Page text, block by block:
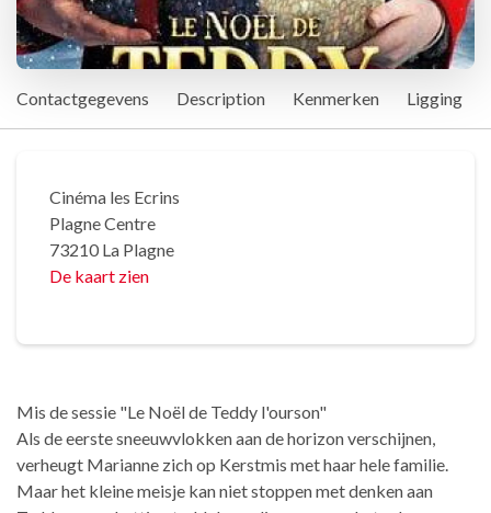
Contactgegevens Description Kenmerken Ligging
Cinéma les Ecrins
Plagne Centre
73210 La Plagne
De kaart zien
Mis de sessie "Le Noël de Teddy l'ourson"
Als de eerste sneeuwvlokken aan de horizon verschijnen,
verheugt Marianne zich op Kerstmis met haar hele familie.
Maar het kleine meisje kan niet stoppen met denken aan